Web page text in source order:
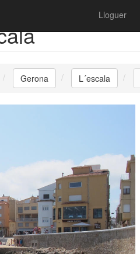
Lloguer
Gerona L´escala